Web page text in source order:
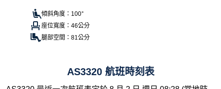
傾斜角度：100°
座位寬度：46公分
腿部空間：81公分
AS3320 航班時刻表